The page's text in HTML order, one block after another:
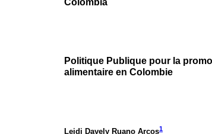
Politique Publique pour la
alimentaire en Colombie
Leidi Dayely Ruano Arcos1